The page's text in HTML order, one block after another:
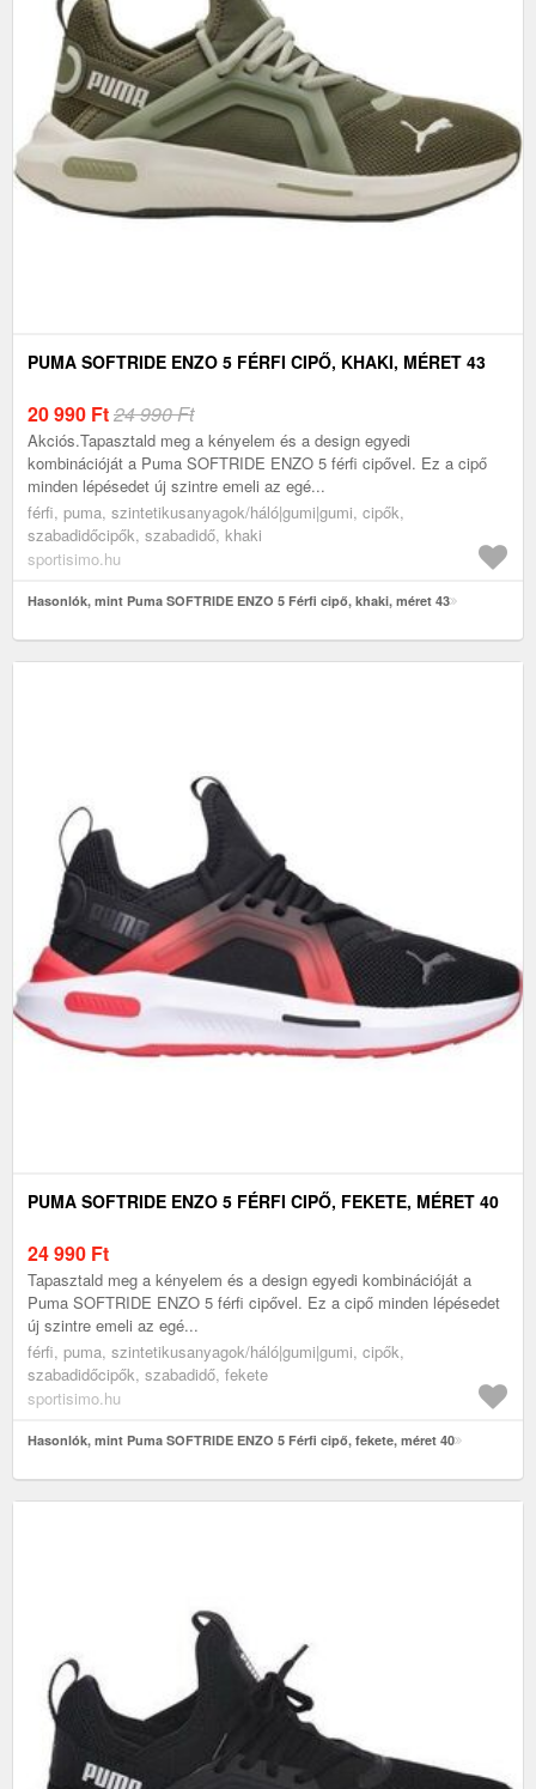
PUMA SOFTRIDE ENZO 5 FÉRFI CIPŐ, KHAKI, MÉRET 43
20 990 Ft24 990 Ft
Akciós.Tapasztald meg a kényelem és a design egyedi
kombinációját a Puma SOFTRIDE ENZO 5 férfi cipővel. Ez a cipő
minden lépésedet új szintre emeli az egé...
férfi, puma, szintetikusanyagok/háló|gumi|gumi, cipők,
szabadidőcipők, szabadidő, khaki
sportisimo.hu
Hasonlók, mint Puma SOFTRIDE ENZO 5 Férfi cipő, khaki, méret 43
PUMA SOFTRIDE ENZO 5 FÉRFI CIPŐ, FEKETE, MÉRET 40
24 990 Ft
Tapasztald meg a kényelem és a design egyedi kombinációját a
Puma SOFTRIDE ENZO 5 férfi cipővel. Ez a cipő minden lépésedet
új szintre emeli az egé...
férfi, puma, szintetikusanyagok/háló|gumi|gumi, cipők,
szabadidőcipők, szabadidő, fekete
sportisimo.hu
Hasonlók, mint Puma SOFTRIDE ENZO 5 Férfi cipő, fekete, méret 40